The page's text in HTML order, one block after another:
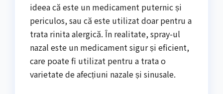
ideea că este un medicament puternic și
periculos, sau că este utilizat doar pentru a
trata rinita alergică. În realitate, spray-ul
nazal este un medicament sigur și eficient,
care poate fi utilizat pentru a trata o
varietate de afecțiuni nazale și sinusale.